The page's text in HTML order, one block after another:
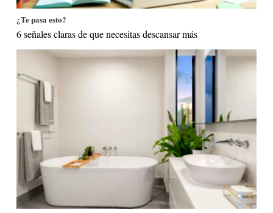
¿Te pasa esto?
6 señales claras de que necesitas descansar más